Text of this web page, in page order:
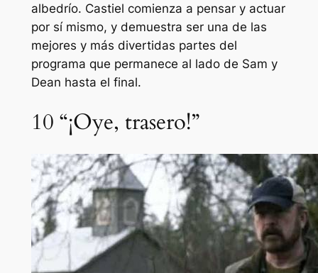
albedrío. Castiel comienza a pensar y actuar
por sí mismo, y demuestra ser una de las
mejores y más divertidas partes del
programa que permanece al lado de Sam y
Dean hasta el final.
10 “¡Oye, trasero!”